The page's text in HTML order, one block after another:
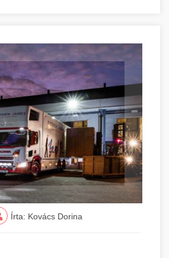
Írta: Kovács Dorina